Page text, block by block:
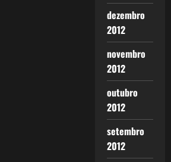
dezembro
2012
novembro
2012
outubro
2012
setembro
2012